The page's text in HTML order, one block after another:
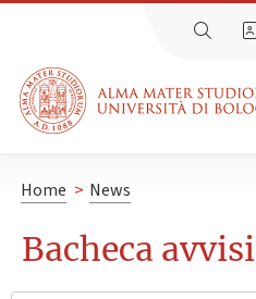
Home > News
Bacheca avvisi